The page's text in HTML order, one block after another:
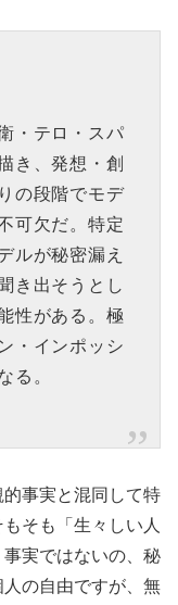
・テロ・スパ
き、発想・創
の段階でモデ
可欠だ。特定
ルが秘密漏え
き出そうとし
性がある。極
・インポッシ
る。
事実と混同して特
そも「生々しい人
実ではないの、秘
の自由ですが、無